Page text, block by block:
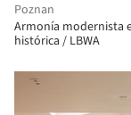
Poznan
Armonía modernista
histórica / LBWA